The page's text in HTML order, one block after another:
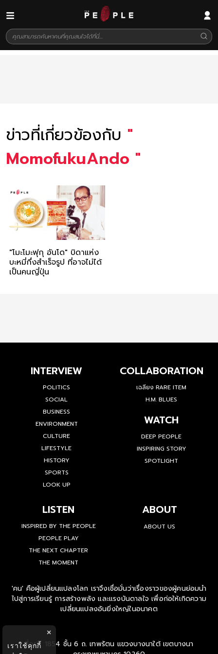
ข่าวที่เกี่ยวข้องกับ "
MomofukuAndo "
"โมะโมะฟุกุ อันโด" บิดาแห่ง
บะหมี่กึ่งสำเร็จรูป ที่อาจไม่ได้
เป็นคนญี่ปุ่น
INTERVIEW
POLITICS
SOCIAL
BUSINESS
ENVIRONMENT
CULTURE
LIFESTYLE
HISTORY
SPORTS
LOOK UP
COLLABORATION
เฉลียง RARE ITEM
H.M. BLUES
WATCH
DEEP PEOPLE
INSPIRING STORY
SPOTLIGHT
LISTEN
INSPIRED BY THE PEOPLE
PEOPLE PLAY
THE NEXT CHAPTER
THE MOMENT
ABOUT
ABOUT US
'คน' คือผู้เปลี่ยนแปลงโลก เราจึงเชื่อมั่นว่าเรื่องราวของผู้คนย่อมนำ
ไปสู่การเรียนรู้ การสร้างพลัง และแรงบันดาลใจ เพื่อก่อให้เกิดความ
เปลี่ยนแปลงอันยิ่งใหญ่ในอนาคต
ที่อยู่ : 1854 ชั้น 6 ถ. เทพรัตน แขวงบางนาใต้ เขตบางนา
×
เราใช้คุกกี้